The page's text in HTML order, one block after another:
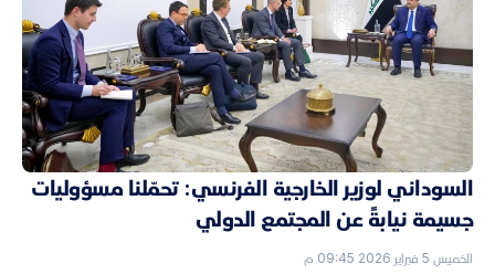
السوداني لوزير الخارجية الفرنسي: تحمّلنا مسؤوليات
جسيمة نيابةً عن المجتمع الدولي
الخميس 5 فبراير 2026 09:45 م